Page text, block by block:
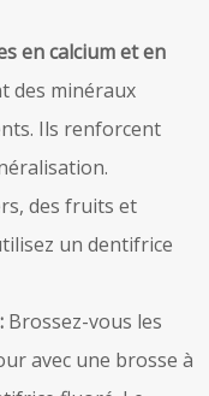
en calcium et en
des minéraux
Ils renforcent
des fruits et
un dentifrice
Brossez-vous les
avec une brosse à